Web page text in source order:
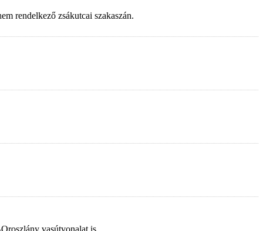
rendelkező zsákutcai szakaszán.
vasútvonalat is.